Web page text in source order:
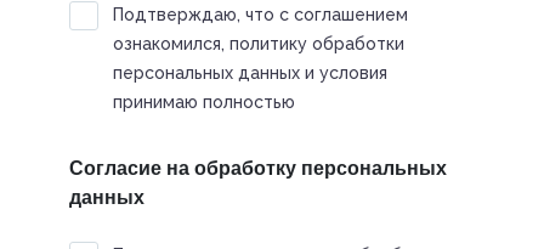
Подтверждаю, что с соглашением
ознакомился, политику обработки
персональных данных и условия
принимаю полностью
Согласие на обработку персональных
данных